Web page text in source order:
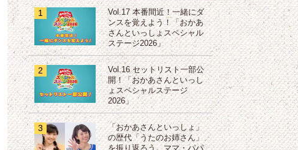
1
Vol.17 本番間近！一緒にダ
ンスを覚えよう！「おかあ
さんといっしょスペシャル
ステージ2026」
2
Vol.16 セットリスト一部公
開！「おかあさんといっし
ょスペシャルステージ
2026」
3
「おかあさんといっしょ」
の歴代「うたのお姉さん」
を振り返ろう。ママ・パパ